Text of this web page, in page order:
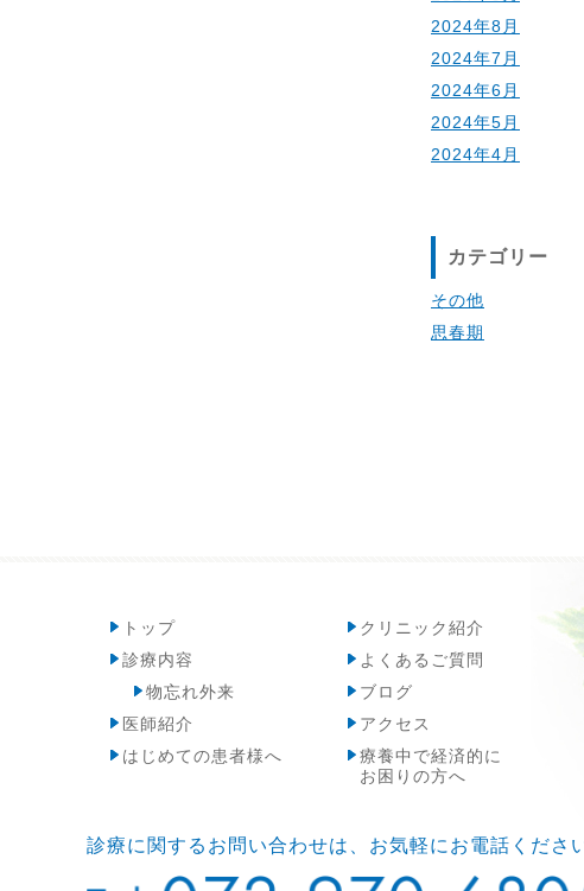
2024年8月
2024年7月
2024年6月
2024年5月
2024年4月
カテゴリー
その他
思春期
トップ
診療内容
物忘れ外来
医師紹介
はじめての患者様へ
クリニック紹介
よくあるご質問
ブログ
アクセス
療養中で経済的に
お困りの方へ
診療に関するお問い合わせは、お気軽にお電話くださ